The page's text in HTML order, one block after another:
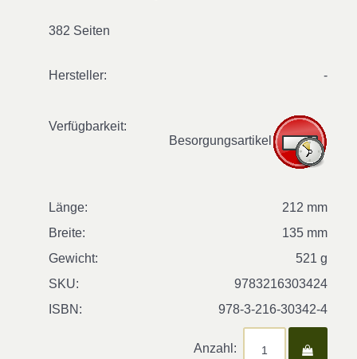
382 Seiten
Hersteller: -
Verfügbarkeit:
Besorgungsartikel
Länge:
212 mm
Breite:
135 mm
Gewicht:
521 g
SKU:
9783216303424
ISBN:
978-3-216-30342-4
Anzahl: